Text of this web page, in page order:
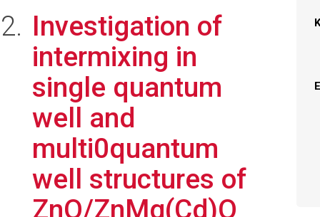
Investigation of
intermixing in
single quantum
well and
multi0quantum
well structures of
ZnO/ZnMg(Cd)O